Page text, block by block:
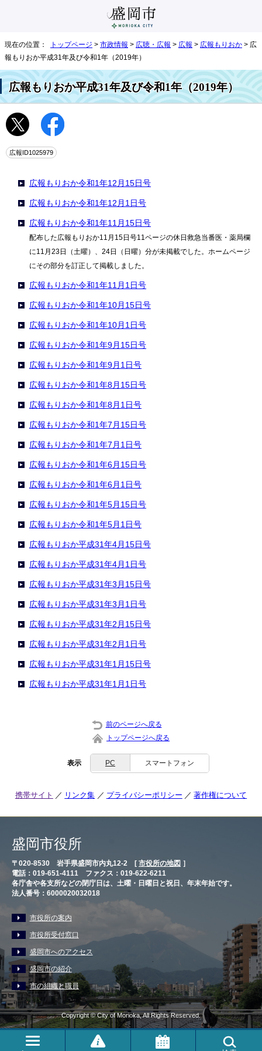
現在の位置： トップページ > 市政情報 > 広聴・広報 > 広報 > 広報もりおか > 広
報もりおか平成31年及び令和1年（2019年）
広報もりおか平成31年及び令和1年（2019年）
広報ID1025979
広報もりおか令和1年12月15日号
広報もりおか令和1年12月1日号
広報もりおか令和1年11月15日号
配布した広報もりおか11月15日号11ページの休日救急当番医・薬局欄
に11月23日（土曜）、24日（日曜）分が未掲載でした。ホームページ
にその部分を訂正して掲載しました。
広報もりおか令和1年11月1日号
広報もりおか令和1年10月15日号
広報もりおか令和1年10月1日号
広報もりおか令和1年9月15日号
広報もりおか令和1年9月1日号
広報もりおか令和1年8月15日号
広報もりおか令和1年8月1日号
広報もりおか令和1年7月15日号
広報もりおか令和1年7月1日号
広報もりおか令和1年6月15日号
広報もりおか令和1年6月1日号
広報もりおか令和1年5月15日号
広報もりおか令和1年5月1日号
広報もりおか平成31年4月15日号
広報もりおか平成31年4月1日号
広報もりおか平成31年3月15日号
広報もりおか平成31年3月1日号
広報もりおか平成31年2月15日号
広報もりおか平成31年2月1日号
広報もりおか平成31年1月15日号
広報もりおか平成31年1月1日号
前のページへ戻る
トップページへ戻る
表示 PC スマートフォン
携帯サイト リンク集 プライバシーポリシー 著作権について
盛岡市役所
〒020-8530 岩手県盛岡市内丸12-2 [ 市役所の地図 ］
電話：019-651-4111 ファクス：019-622-6211
各庁舎や各支所などの閉庁日は、土曜・日曜日と祝日、年末年始です。
法人番号：6000020032018
市役所の案内
市役所受付窓口
盛岡市へのアクセス
盛岡市の紹介
市の組織と職員
Copyright © City of Morioka, All Rights Reserved.